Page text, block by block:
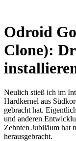
Odroid
Clone):
Neulich stieß ich im
Hardkernel aus
gebracht hat.
und anderen
Zehnten Jubiläum hat
herausgebracht.